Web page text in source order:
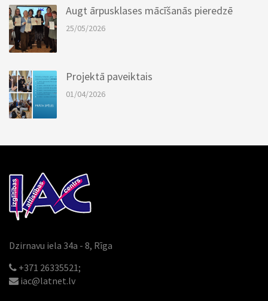
Augt ārpusklases mācīšanās pieredzē
25/05/2026
Projektā paveiktais
01/04/2026
Dzirnavu iela 34a - 8, Rīga
+371 26335521;
iac@latnet.lv